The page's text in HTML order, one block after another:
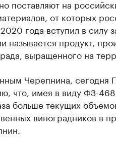
поставляют на
от которых
года вступил в силу
называется продукт,
выращенного на
Черепнина, сегодня
что, имея в виду ФЗ-
больше текущих
виноградников в